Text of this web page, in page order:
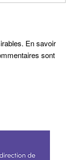
En savoir
sont